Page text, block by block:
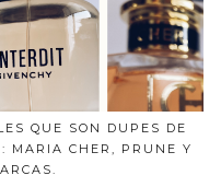
QUE SON DUPES DE
MARIA CHER, PRUNE Y